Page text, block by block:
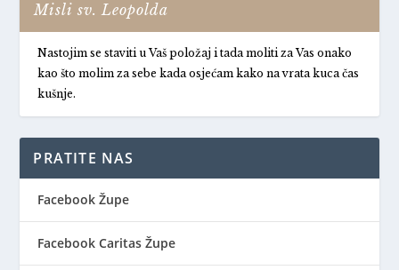
Misli sv. Leopolda
Nastojim se staviti u Vaš položaj i tada moliti za Vas onako
kao što molim za sebe kada osjećam kako na vrata kuca čas
kušnje.
PRATITE NAS
Facebook Župe
Facebook Caritas Župe